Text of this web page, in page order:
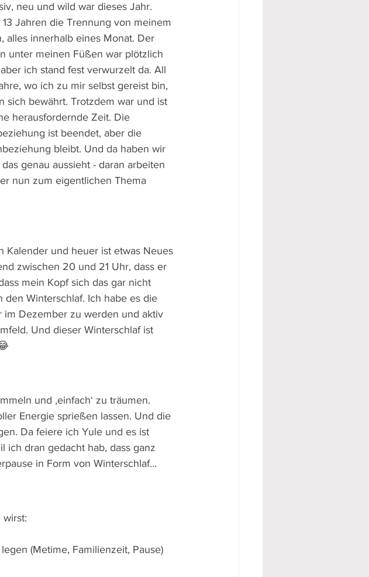
neu und wild war dieses Jahr.
13 Jahren die Trennung von meinem
alles innerhalb eines Monat. Der
unter meinen Füßen war plötzlich
ich stand fest verwurzelt da. All
wo ich zu mir selbst gereist bin,
sich bewährt. Trotzdem war und ist
herausfordernde Zeit. Die
ist beendet, aber die
bleibt. Und da haben wir
genau aussieht - daran arbeiten
nun zum eigentlichen Thema
Kalender und heuer ist etwas Neues
zwischen 20 und 21 Uhr, dass er
mein Kopf sich das gar nicht
den Winterschlaf. Ich habe es die
im Dezember zu werden und aktiv
Und dieser Winterschlaf ist
und ‚einfach‘ zu träumen.
Energie sprießen lassen. Und die
Da feiere ich Yule und es ist
ich dran gedacht hab, dass ganz
in Form von Winterschlaf…
wirst:
(Metime, Familienzeit, Pause)